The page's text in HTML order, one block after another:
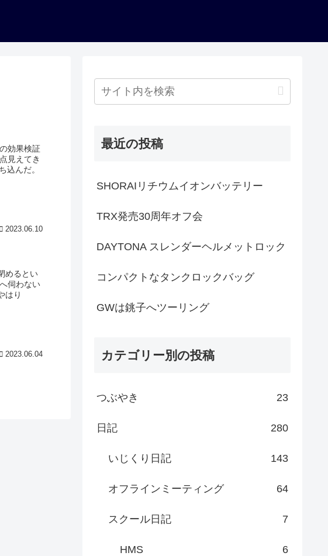
効果検証
見えてき
込んだ。
2023.06.10
めるとい
伺わない
はり
2023.06.04
最近の投稿
SHORAIリチウムイオンバッテリー
TRX発売30周年オフ会
DAYTONA スレンダーヘルメットロック
コンパクトなタンクロックバッグ
GWは銚子へツーリング
カテゴリー別の投稿
つぶやき 23
日記 280
いじくり日記 143
オフラインミーティング 64
スクール日記 7
HMS 6